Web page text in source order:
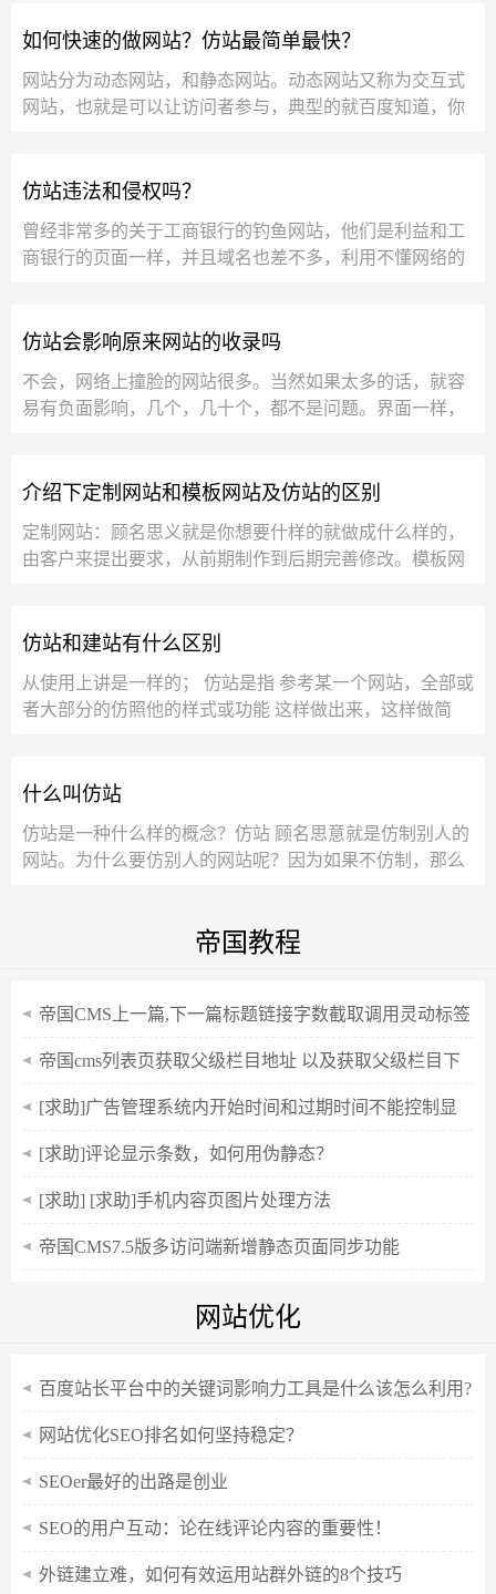
如何快速的做网站？仿站最简单最快？
网站分为动态网站，和静态网站。动态网站又称为交互式
网站，也就是可以让访问者参与，典型的就百度知道，你
仿站违法和侵权吗？
曾经非常多的关于工商银行的钓鱼网站，他们是利益和工
商银行的页面一样，并且域名也差不多，利用不懂网络的
仿站会影响原来网站的收录吗
不会，网络上撞脸的网站很多。当然如果太多的话，就容
易有负面影响，几个，几十个，都不是问题。界面一样，
介绍下定制网站和模板网站及仿站的区别
定制网站：顾名思义就是你想要什样的就做成什么样的，
由客户来提出要求，从前期制作到后期完善修改。模板网
仿站和建站有什么区别
从使用上讲是一样的； 仿站是指 参考某一个网站，全部或
者大部分的仿照他的样式或功能 这样做出来，这样做简
什么叫仿站
仿站是一种什么样的概念？仿站 顾名思意就是仿制别人的
网站。为什么要仿别人的网站呢？因为如果不仿制，那么
帝国教程
帝国CMS上一篇,下一篇标题链接字数截取调用灵动标签
sql当前栏目
帝国cms列表页获取父级栏目地址 以及获取父级栏目下
所有子栏目
[求助]广告管理系统内开始时间和过期时间不能控制显
示
[求助]评论显示条数，如何用伪静态？
[求助] [求助]手机内容页图片处理方法
帝国CMS7.5版多访问端新增静态页面同步功能
网站优化
百度站长平台中的关键词影响力工具是什么该怎么利用?
网站优化SEO排名如何坚持稳定？
SEOer最好的出路是创业
SEO的用户互动：论在线评论内容的重要性！
外链建立难，如何有效运用站群外链的8个技巧